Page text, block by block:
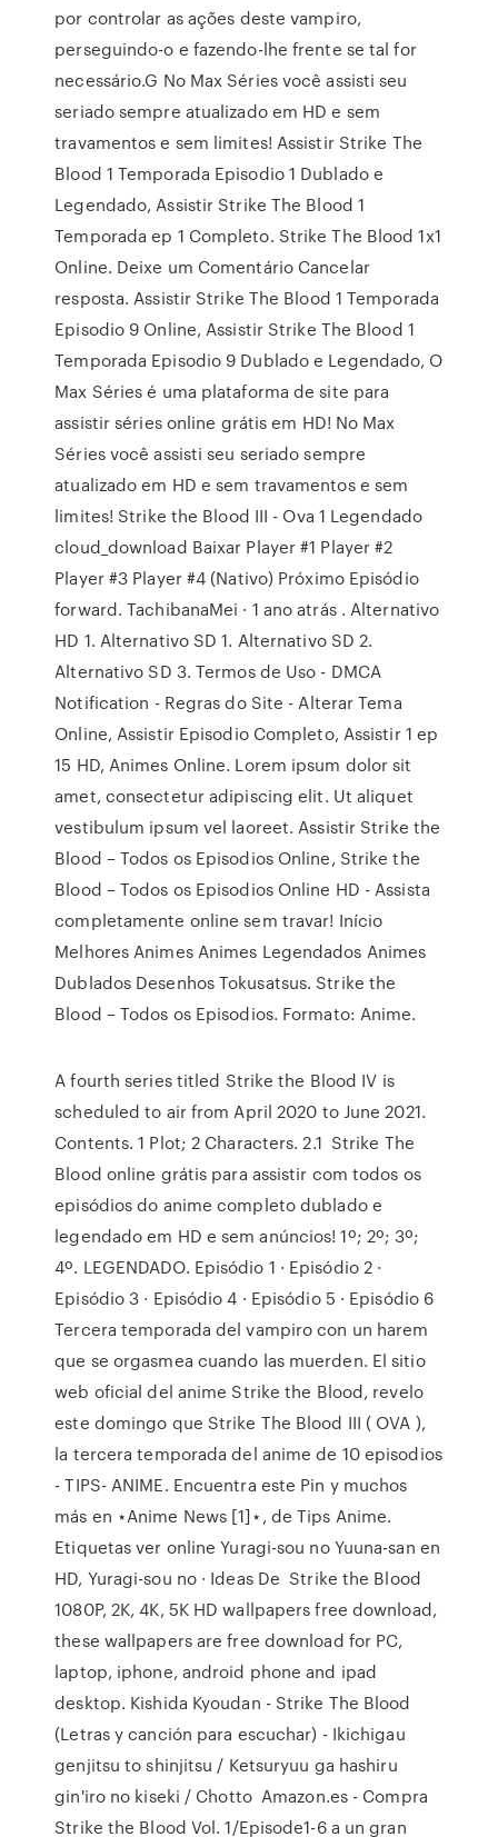
por controlar as ações deste vampiro,
perseguindo-o e fazendo-lhe frente se tal for
necessário.G No Max Séries você assisti seu
seriado sempre atualizado em HD e sem
travamentos e sem limites! Assistir Strike The
Blood 1 Temporada Episodio 1 Dublado e
Legendado, Assistir Strike The Blood 1
Temporada ep 1 Completo. Strike The Blood 1x1
Online. Deixe um Comentário Cancelar
resposta. Assistir Strike The Blood 1 Temporada
Episodio 9 Online, Assistir Strike The Blood 1
Temporada Episodio 9 Dublado e Legendado, O
Max Séries é uma plataforma de site para
assistir séries online grátis em HD! No Max
Séries você assisti seu seriado sempre
atualizado em HD e sem travamentos e sem
limites! Strike the Blood III - Ova 1 Legendado
cloud_download Baixar Player #1 Player #2
Player #3 Player #4 (Nativo) Próximo Episódio
forward. TachibanaMei · 1 ano atrás . Alternativo
HD 1. Alternativo SD 1. Alternativo SD 2.
Alternativo SD 3. Termos de Uso - DMCA
Notification - Regras do Site - Alterar Tema
Online, Assistir Episodio Completo, Assistir 1 ep
15 HD, Animes Online. Lorem ipsum dolor sit
amet, consectetur adipiscing elit. Ut aliquet
vestibulum ipsum vel laoreet. Assistir Strike the
Blood – Todos os Episodios Online, Strike the
Blood – Todos os Episodios Online HD - Assista
completamente online sem travar! Início
Melhores Animes Animes Legendados Animes
Dublados Desenhos Tokusatsus. Strike the
Blood – Todos os Episodios. Formato: Anime.
A fourth series titled Strike the Blood IV is
scheduled to air from April 2020 to June 2021.
Contents. 1 Plot; 2 Characters. 2.1 Strike The
Blood online grátis para assistir com todos os
episódios do anime completo dublado e
legendado em HD e sem anúncios! 1º; 2º; 3º;
4º. LEGENDADO. Episódio 1 · Episódio 2 ·
Episódio 3 · Episódio 4 · Episódio 5 · Episódio 6
Tercera temporada del vampiro con un harem
que se orgasmea cuando las muerden. El sitio
web oficial del anime Strike the Blood, revelo
este domingo que Strike The Blood III ( OVA ),
la tercera temporada del anime de 10 episodios
- TIPS- ANIME. Encuentra este Pin y muchos
más en ⋆Anime News [1]⋆, de Tips Anime.
Etiquetas ver online Yuragi-sou no Yuuna-san en
HD, Yuragi-sou no · Ideas De Strike the Blood
1080P, 2K, 4K, 5K HD wallpapers free download,
these wallpapers are free download for PC,
laptop, iphone, android phone and ipad
desktop. Kishida Kyoudan - Strike The Blood
(Letras y canción para escuchar) - Ikichigau
genjitsu to shinjitsu / Ketsuryuu ga hashiru
gin'iro no kiseki / Chotto Amazon.es - Compra
Strike the Blood Vol. 1/Episode1-6 a un gran